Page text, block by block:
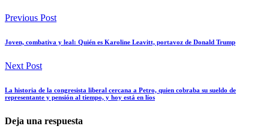
Previous Post
Joven, combativa y leal: Quién es Karoline Leavitt, portavoz de Donald Trump
Next Post
La historia de la congresista liberal cercana a Petro, quien cobraba su sueldo de
representante y pensión al tiempo, y hoy está en líos
Deja una respuesta